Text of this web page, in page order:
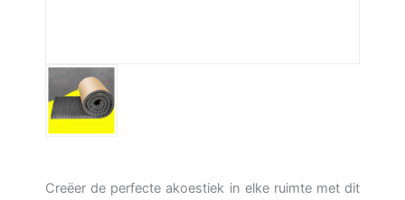
Creëer de perfecte akoestiek in elke ruimte met dit